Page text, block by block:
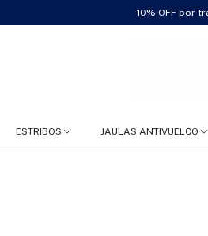
10% OFF por
ESTRIBOS JAULAS ANTIVUELCO